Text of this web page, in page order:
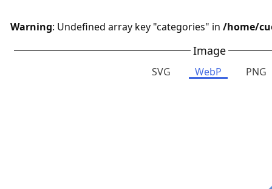
Warning: Undefined array key "categories" in /home/
Image
SVG WebP PNG